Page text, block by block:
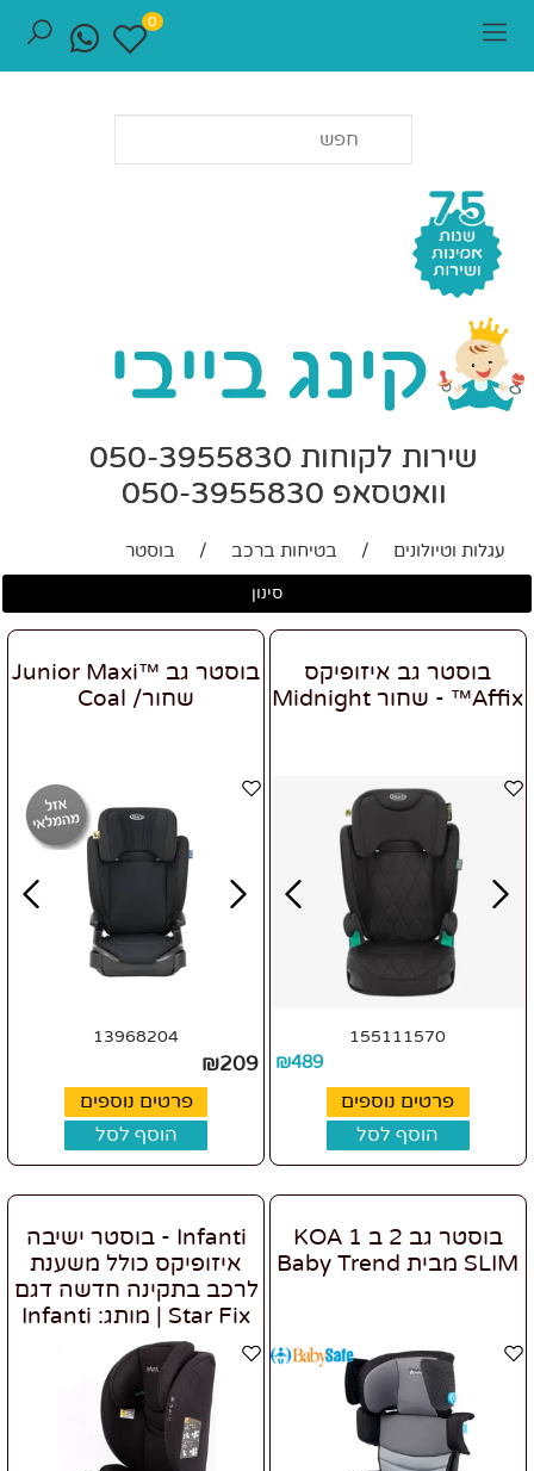
שירות לקוחות 050-3955830
וואטסאפ 050-3955830
0
עגלות וטיולונים / בטיחות ברכב / בוסטר
סינון
בוסטר גב איזופיקס
Affix™ - שחור Midnight
155111570
₪489
פרטים נוספים
הוסף לסל
בוסטר גב ™Junior Maxi
שחור/ Coal
13968204
₪209
פרטים נוספים
הוסף לסל
בוסטר גב 2 ב 1 KOA
SLIM מבית Baby Trend
Infanti - בוסטר ישיבה
איזופיקס כולל משענת
לרכב בתקינה חדשה דגם
Star Fix | מותג: Infanti